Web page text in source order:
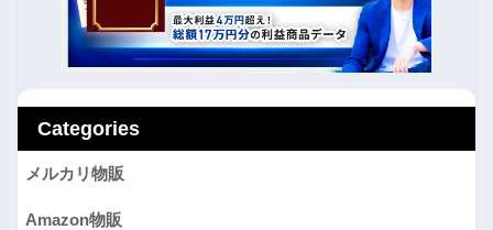
Categories
メルカリ物販
Amazon物販